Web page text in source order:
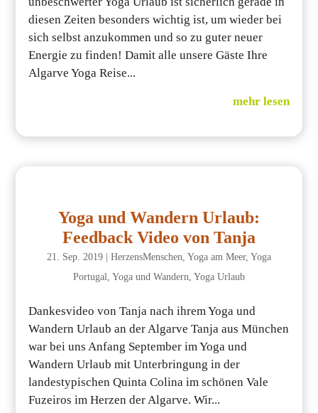
diesen Zeiten besonders wichtig ist, um wieder bei
sich selbst anzukommen und so zu guter neuer
Energie zu finden! Damit alle unsere Gäste Ihre
Algarve Yoga Reise...
mehr lesen
Yoga und Wandern Urlaub:
Feedback Video von Tanja
21. Sep. 2019| HerzensMenschen, Yoga am Meer, Yoga
Portugal, Yoga und Wandern, Yoga Urlaub
Dankesvideo von Tanja nach ihrem Yoga und
Wandern Urlaub an der Algarve Tanja aus München
war bei uns Anfang September im Yoga und
Wandern Urlaub mit Unterbringung in der
landestypischen Quinta Colina im schönen Vale
Fuzeiros im Herzen der Algarve. Wir...